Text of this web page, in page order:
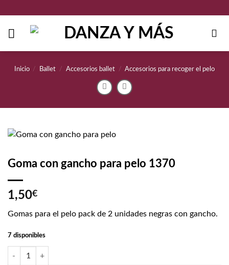
contenido
Inicio / Ballet / Accesorios ballet / Accesorios para recoger el pelo
Goma con gancho para pelo 1370
1,50€
Gomas para el pelo pack de 2 unidades negras con gancho.
7 disponibles
Goma con gancho para pelo 1370 cantidad